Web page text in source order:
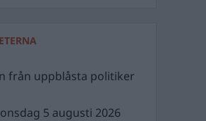
från uppblåsta politiker
5 augusti 2026